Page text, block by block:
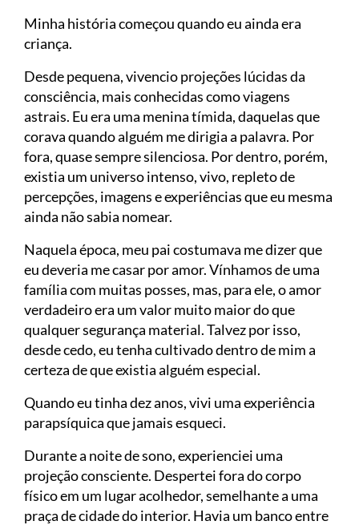
Minha história começou quando eu ainda era
criança.
Desde pequena, vivencio projeções lúcidas da
consciência, mais conhecidas como viagens
astrais. Eu era uma menina tímida, daquelas que
corava quando alguém me dirigia a palavra. Por
fora, quase sempre silenciosa. Por dentro, porém,
existia um universo intenso, vivo, repleto de
percepções, imagens e experiências que eu mesma
ainda não sabia nomear.
Naquela época, meu pai costumava me dizer que
eu deveria me casar por amor. Vínhamos de uma
família com muitas posses, mas, para ele, o amor
verdadeiro era um valor muito maior do que
qualquer segurança material. Talvez por isso,
desde cedo, eu tenha cultivado dentro de mim a
certeza de que existia alguém especial.
Quando eu tinha dez anos, vivi uma experiência
parapsíquica que jamais esqueci.
Durante a noite de sono, experienciei uma
projeção consciente. Despertei fora do corpo
físico em um lugar acolhedor, semelhante a uma
praça de cidade do interior. Havia um banco entre